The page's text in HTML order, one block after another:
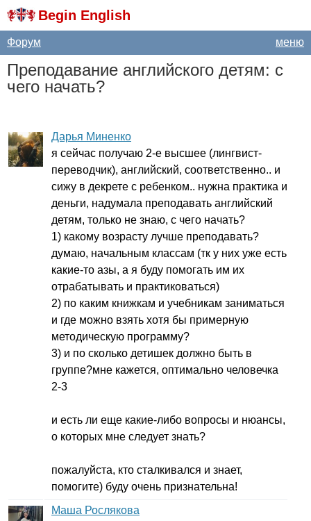
Begin English
меню
Форум
Преподавание английского детям: с
чего начать?
Дарья Миненко
я сейчас получаю 2-е высшее (лингвист-
переводчик), английский, соответственно.. и
сижу в декрете с ребенком.. нужна практика и
деньги, надумала преподавать английский
детям, только не знаю, с чего начать?
1) какому возрасту лучше преподавать?
думаю, начальным классам (тк у них уже есть
какие-то азы, а я буду помогать им их
отрабатывать и практиковаться)
2) по каким книжкам и учебникам заниматься
и где можно взять хотя бы примерную
методическую программу?
3) и по сколько детишек должно быть в
группе?мне кажется, оптимально человечка
2-3
и есть ли еще какие-либо вопросы и нюансы,
о которых мне следует знать?
пожалуйста, кто сталкивался и знает,
помогите) буду очень признательна!
Маша Рослякова